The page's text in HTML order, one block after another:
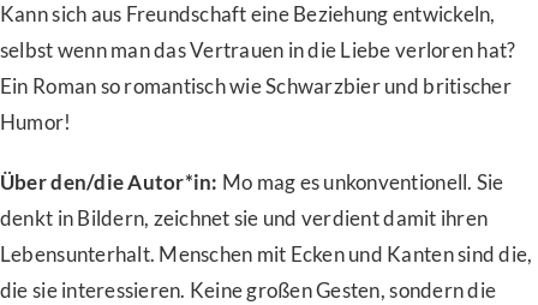
Kann sich aus Freundschaft eine Beziehung entwickeln,
selbst wenn man das Vertrauen in die Liebe verloren hat?
Ein Roman so romantisch wie Schwarzbier und britischer
Humor!
Über den/die Autor*in: Mo mag es unkonventionell. Sie
denkt in Bildern, zeichnet sie und verdient damit ihren
Lebensunterhalt. Menschen mit Ecken und Kanten sind die,
die sie interessieren. Keine großen Gesten, sondern die